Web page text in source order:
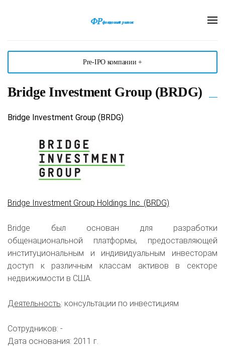
Pre-IPO компании +
Bridge Investment Group (BRDG)
Bridge Investment Group (BRDG)
Bridge Investment Group Holdings Inc. (BRDG)
Bridge был основан для разработки
общенациональной платформы, предоставляющей
институциональным и индивидуальным инвесторам
доступ к различным классам активов в секторе
недвижимости в США.
Деятельность: консультации по инвестициям
Сотрудников: -
Дата основания: 2011 г.